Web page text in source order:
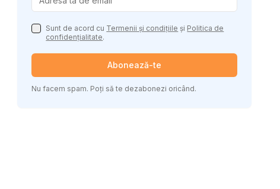
Sunt de acord cu Termenii și condițiile și Politica de
confidențialitate.
Abonează-te
Nu facem spam. Poți să te dezabonezi oricând.